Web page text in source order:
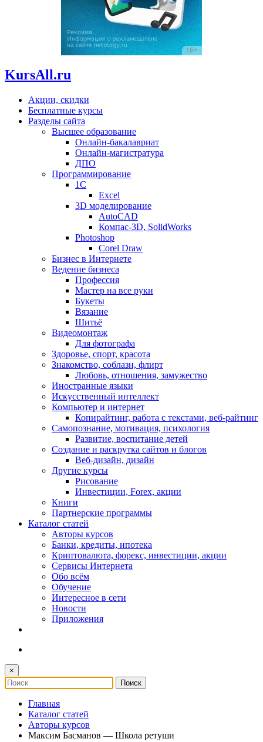
KursAll.ru
Акции, скидки
Бесплатные курсы
Разделы сайта
Высшее образование
Онлайн-бакалавриат
Онлайн-магистратура
ДПО
Программирование
1С
Excel
3D моделирование
AutoCAD
Компас-3D, SolidWorks
Photoshop
Corel Draw
Бизнес в Интернете
Ведение бизнеса
Профессия
Мастер на все руки
Букеты
Вязание
Шитьё
Видеомонтаж
Для фотографа
Здоровье, спорт, красота
Знакомство, соблазн, флирт
Любовь, отношения, замужество
Иностранные языки
Искусственный интеллект
Компьютер и интернет
Копирайтинг, работа с текстами, веб-райтинг
Самопознание, мотивация, психология
Развитие, воспитание детей
Создание и раскрутка сайтов и блогов
Веб-дизайн, дизайн
Другие курсы
Рисование
Инвестиции, Forex, акции
Книги
Партнерские программы
Каталог статей
Авторы курсов
Банки, кредиты, ипотека
Криптовалюта, форекс, инвестиции, акции
Сервисы Интернета
Обо всём
Обучение
Интересное в сети
Новости
Приложения
×
Главная
Каталог статей
Авторы курсов
Максим Басманов — Школа ретуши